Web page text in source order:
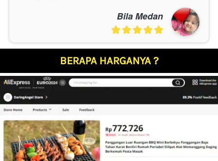
Bila Medan
BERAPA HARGANYA ?